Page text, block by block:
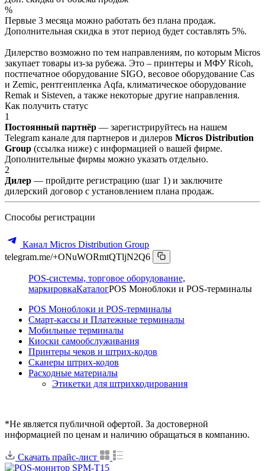
%
Первые 3 месяца можно работать без плана продаж.
Дополнительная скидка в этот период будет составлять 5%.
Дилерство возможно по тем направлениям, по которым Micros
закупает товары из-за рубежа. Это – принтеры и МФУ Ricoh,
постпечатное оборудование SIGO, весовое оборудование Cas
и Zemic, рентгенпленка Aqfa, климатическое оборудование
Remak и Sisteven, а также некоторые другие направления.
Как получить статус
1
Постоянный партнёр — зарегистрируйтесь на нашем
Telegram канале для партнеров и дилеров Micros Distribution
Group (ссылка ниже) с информацией о вашей фирме.
Дополнительные фирмы можно указать отдельно.
2
Дилер — пройдите регистрацию (шаг 1) и заключите
дилерский договор с установлением плана продаж.
Способы регистрации
Канал Micros Distribution Group
telegram.me/+ONuWORmtQTljN2Q6
POS-системы, торговое оборудование,
маркировкаКаталогPOS Моноблоки и POS-терминалы
POS Моноблоки и POS-терминалы
Смарт-кассы и Платежные терминалы
Мобильные терминалы
Киоски самообслуживания
Принтеры чеков и штрих-кодов
Cканеры штрих-кодов
Расходные материалы
Этикетки для штрихкодирования
*Не является публичной офертой. За достоверной
информацией по ценам и наличию обращаться в компанию.
Скачать прайс-лист